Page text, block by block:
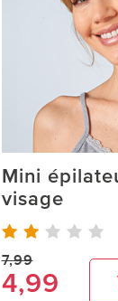
Mini
visage
7,99
4,99